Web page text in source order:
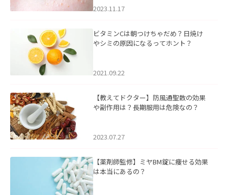
2023.11.17
ビタミンCは朝つけちゃだめ？日焼け
やシミの原因になるってホント？
2021.09.22
【教えてドクター】防風通聖散の効果
や副作用は？長期服用は危険なの？
2023.07.27
【薬剤師監修】ミヤBM錠に痩せる効果
は本当にあるの？